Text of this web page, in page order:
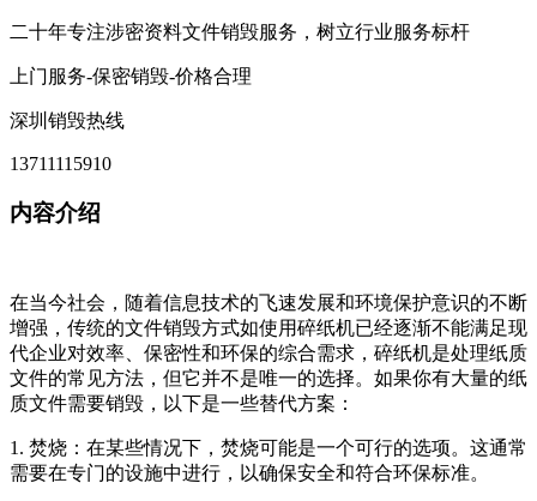
二十年专注涉密资料文件销毁服务，树立行业服务标杆
上门服务-保密销毁-价格合理
深圳销毁热线
13711115910
内容介绍
在当今社会，随着信息技术的飞速发展和环境保护意识的不断
增强，传统的文件销毁方式如使用碎纸机已经逐渐不能满足现
代企业对效率、保密性和环保的综合需求，碎纸机是处理纸质
文件的常见方法，但它并不是唯一的选择。如果你有大量的纸
质文件需要销毁，以下是一些替代方案：
1. 焚烧：在某些情况下，焚烧可能是一个可行的选项。这通常
需要在专门的设施中进行，以确保安全和符合环保标准。